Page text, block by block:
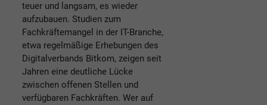
teuer und langsam, es wieder
aufzubauen. Studien zum
Fachkräftemangel in der IT-Branche,
etwa regelmäßige Erhebungen des
Digitalverbands Bitkom, zeigen seit
Jahren eine deutliche Lücke
zwischen offenen Stellen und
verfügbaren Fachkräften. Wer auf